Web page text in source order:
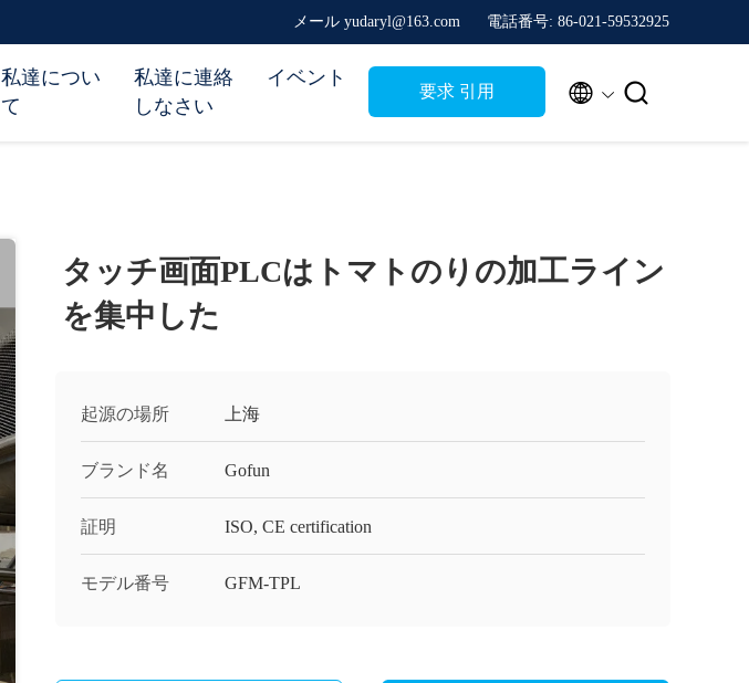
メール yudaryl@163.com 電話番号: 86-021-59532925
私達につい
て
私達に連絡
しなさい
イベント
要求 引用  
タッチ画面PLCはトマトのりの加工ライン
を集中した
起源の場所 上海
ブランド名 Gofun
証明 ISO, CE certification
モデル番号 GFM-TPL